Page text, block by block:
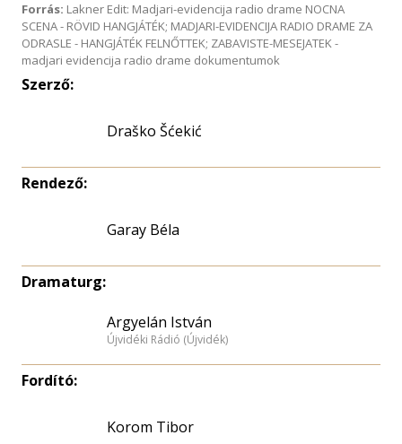
Forrás: Lakner Edit: Madjari-evidencija radio drame NOCNA
SCENA - RÖVID HANGJÁTÉK; MADJARI-EVIDENCIJA RADIO DRAME ZA
ODRASLE - HANGJÁTÉK FELNŐTTEK; ZABAVISTE-MESEJATEK -
madjari evidencija radio drame dokumentumok
Szerző:
Draško Šćekić
Rendező:
Garay Béla
Dramaturg:
Argyelán István
Újvidéki Rádió (Újvidék)
Fordító:
Korom Tibor